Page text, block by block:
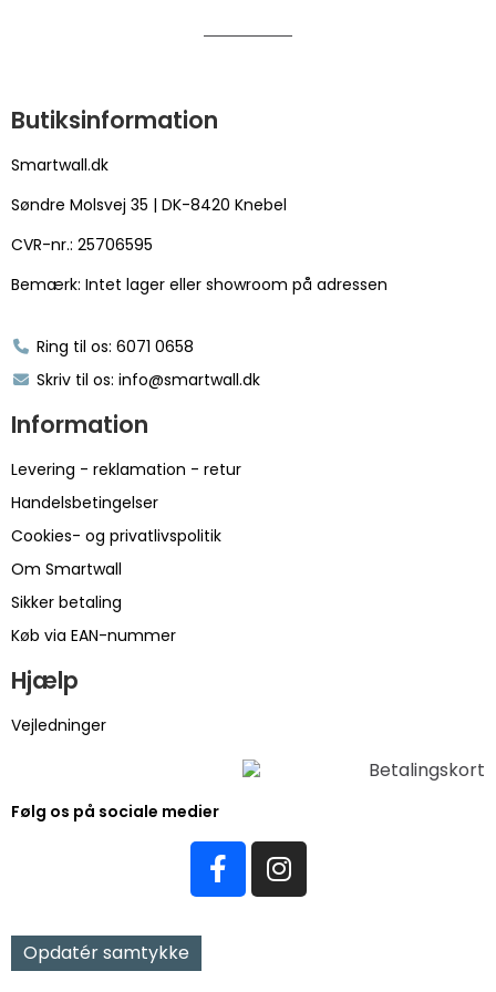
Butiksinformation
Smartwall.dk
Søndre Molsvej 35 | DK-8420 Knebel
CVR-nr.: 25706595
Bemærk: Intet lager eller showroom på adressen
Ring til os: 6071 0658
Skriv til os: info@smartwall.dk
Information
Levering - reklamation - retur
Handelsbetingelser
Cookies- og privatlivspolitik
Om Smartwall
Sikker betaling
Køb via EAN-nummer
Hjælp
Vejledninger
Følg os på sociale medier
Opdatér samtykke